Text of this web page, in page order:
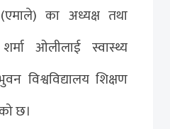
का अध्यक्ष तथा
शर्मा ओलीलाई स्वास्थ्य
विश्वविद्यालय शिक्षण
छ।